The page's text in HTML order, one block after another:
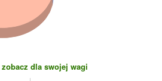
zobacz dla swojej wagi